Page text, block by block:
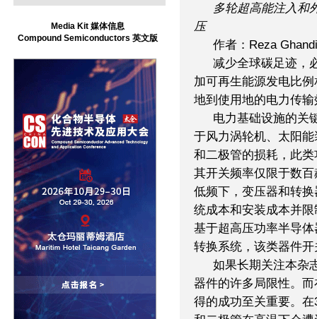
Media Kit 媒体信息
Compound Semiconductors 英文版
多轮超高能注入和
压
作者：Reza
减少全球碳足迹，
加可再生能源发电比
地到使用地的电力传
电力基础设施的关
于风力涡轮机、太阳
和二极管的损耗，此
其开关频率仅限于数
低频下，变压器和转
统成本和安装成本并
基于超高压功率半导
转换系统，该类器件
如果长期关注本杂
器件的许多局限性。
得的成功至关重要。